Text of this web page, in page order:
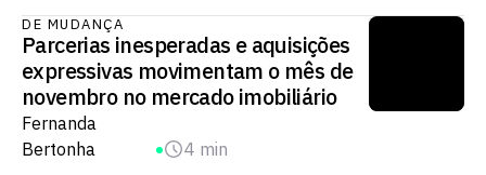
DE MUDANÇA
Parcerias inesperadas e aquisições
expressivas movimentam o mês de
novembro no mercado imobiliário
Fernanda
Bertonha
4 min